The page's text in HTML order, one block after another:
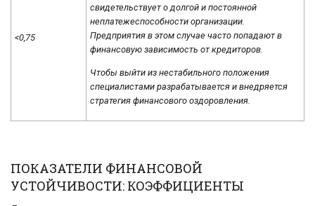
<0,75
свидетельствует о долгой и постоянной
неплатежеспособности организации.
Предприятия в этом случае часто попадают в
финансовую зависимость от кредиторов.
Чтобы выйти из нестабильного положения
специалистами разрабатывается и внедряется
стратегия финансового оздоровления.
ПОКАЗАТЕЛИ ФИНАНСОВОЙ
УСТОЙЧИВОСТИ: КОЭФФИЦИЕНТЫ